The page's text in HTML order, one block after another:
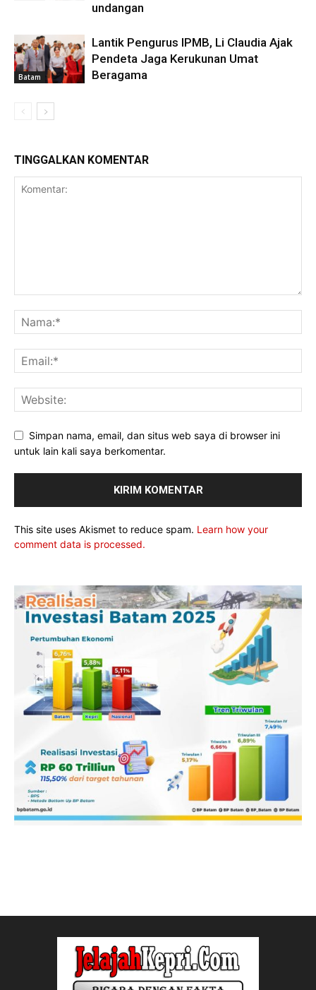
undangan
Batam
Lantik Pengurus IPMB, Li Claudia Ajak
Pendeta Jaga Kerukunan Umat
Beragama
TINGGALKAN KOMENTAR
Simpan nama, email, dan situs web saya di browser ini
untuk lain kali saya berkomentar.
This site uses Akismet to reduce spam. Learn how your
comment data is processed.